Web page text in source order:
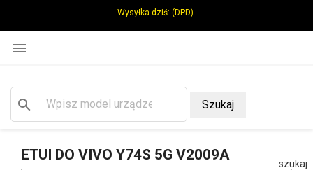
Wysyłka dziś: (DPD)

search Szukaj
ETUI DO VIVO Y74S 5G V2009A
szukaj